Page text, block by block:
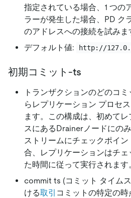
指定されている場合、1 つの
ラーが発生した場合、PD ク
のアドレスへの接続を試みま
デフォルト値:
http://
初期コミット-ts
トランザクションのどのコ
らレプリケーション プロセ
ます。この構成は、初めて
スにあるDrainerノードにの
ストリームにチェックポイ
合、レプリケーションはチ
た時間に従って実行されます
commit ts (コミット タイム
ける取引 コミットの特定の